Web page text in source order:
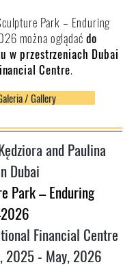
Park – Enduring
można oglądać do
w przestrzeniach Dubai
Centre.
/ Gallery
and Paulina
Dubai
Park – Enduring
Financial Centre
2025 - May, 2026